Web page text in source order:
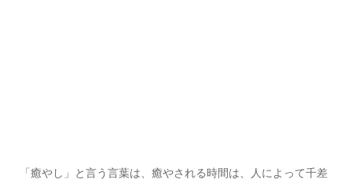
「癒やし」と言う言葉は、癒やされる時間は、人によって千差